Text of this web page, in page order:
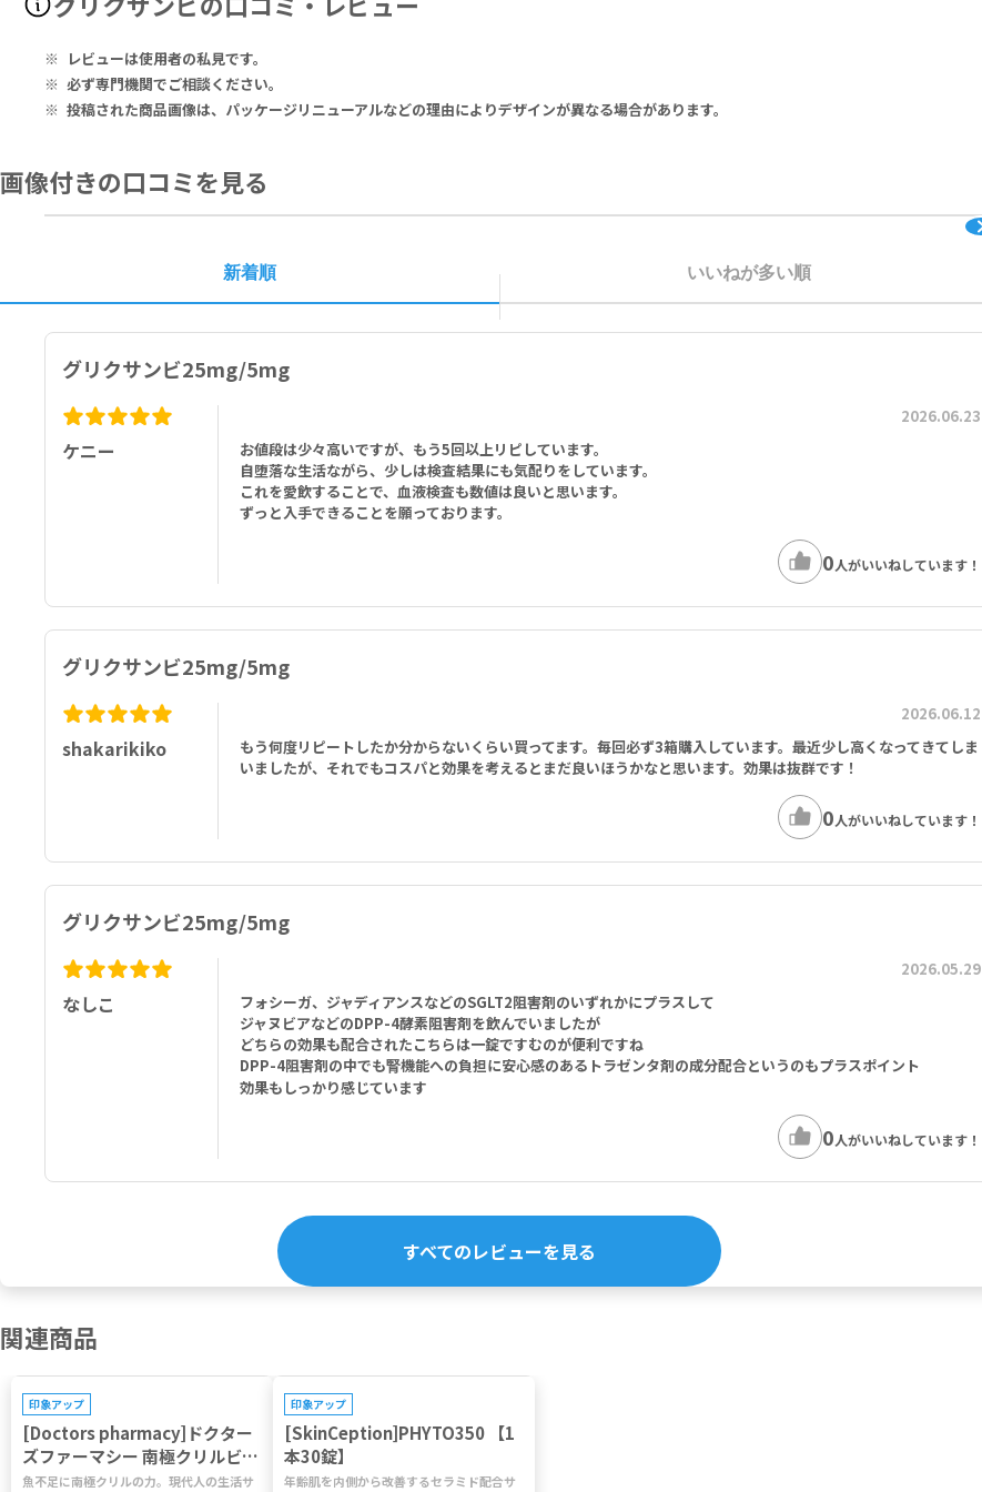
血糖、尿糖、腎機能などを定期的に検査してください。
■以下の方は本剤を使用しないでください。
本剤の成分に対し過敏症の既往歴のある方
重症ケトーシス、糖尿病性昏睡又は前昏睡、1型糖尿病の方
重症感染症、手術前後、重篤な外傷のある方
グリクサンビ(Glyxambi)10mg/5mg
1フィルムコーティング錠中：エンパグリフロジン 10mg、リナグリプチン 5mg、添加剤 適量
レビューは使用者の私見です。
必ず専門機関でご相談ください。
投稿された商品画像は、パッケージリニューアルなどの理由によりデザインが異なる場合があります。
画像付きの口コミを見る
新着順 いいねが多い順
グリクサンビ25mg/5mg
ケニー
2026.06.23
お値段は少々高いですが、もう5回以上リピしています。
自堕落な生活ながら、少しは検査結果にも気配りをしています。
これを愛飲することで、血液検査も数値は良いと思います。
ずっと入手できることを願っております。
0人がいいねしています！
グリクサンビ25mg/5mg
shakarikiko
2026.06.12
もう何度リピートしたか分からないくらい買ってます。毎回必ず3箱購入しています。最近少し高くなってきてしま
いましたが、それでもコスパと効果を考えるとまだ良いほうかなと思います。効果は抜群です！
0人がいいねしています！
グリクサンビ25mg/5mg
なしこ
2026.05.29
フォシーガ、ジャディアンスなどのSGLT2阻害剤のいずれかにプラスして
ジャヌビアなどのDPP-4酵素阻害剤を飲んでいましたが
どちらの効果も配合されたこちらは一錠ですむのが便利ですね
DPP-4阻害剤の中でも腎機能への負担に安心感のあるトラゼンタ剤の成分配合というのもプラスポイント
効果もしっかり感じています
0人がいいねしています！
すべてのレビューを見る
関連商品
印象アップ
[Doctors pharmacy]ドクター
ズファーマシー 南極クリルビタ
ミン 【1袋120粒】
魚不足に南極クリルの力。現代人の生活サ
印象アップ
[SkinCeption]PHYTO350 【1
本30錠】
年齢肌を内側から改善するセラミド配合サ